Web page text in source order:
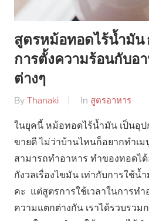
สูตรหม้อทอดไร้น้ำมัน
การตั้งความร้อนกับอ
ต่างๆ
By Thanaki In สูตรอาหาร
ในยุคนี้ หม้อทอดไร้น้ำมัน เป็นอุ
ขายดี ไม่ว่าบ้านไหนก็อยากทำเ
สามารถทำอาหาร ทำของทอดไ
กังวลเรื่องไขมัน เท่ากับการใช้น้
คะ แต่สูตรการใช้เวลาในการทำ
ความแตกต่างกัน เราได้รวบรวม